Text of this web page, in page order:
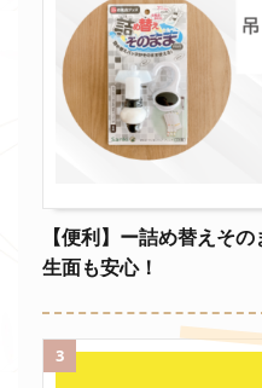
【便利】ー詰め替えそ
生面も安心！
3